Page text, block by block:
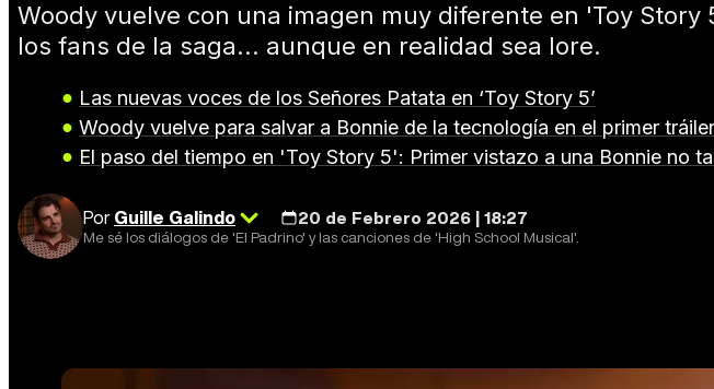
Woody vuelve con una imagen muy diferente en 'Toy
los fans de la saga... aunque en realidad sea lore.
Las nuevas voces de los Señores Patata en ‘Toy Story 5’
Woody vuelve para salvar a Bonnie de la tecnología en el primer
El paso del tiempo en 'Toy Story 5': Primer vistazo a una Bonnie no
PorGuille Galindo 20 de Febrero 2026 | 18:27
Me sé los diálogos de 'El Padrino' y las canciones de 'High School Musical'.